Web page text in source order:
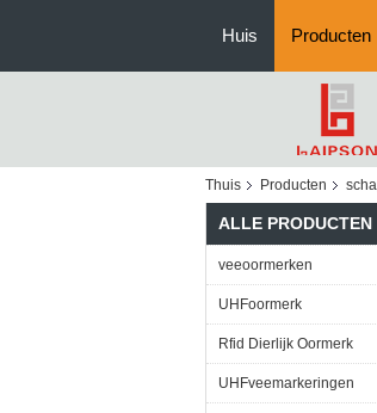
Huis Producten
Thuis Producten
ALLE PRODUCTEN
veeoormerken
UHFoormerk
Rfid Dierlijk Oormerk
UHFveemarkeringen